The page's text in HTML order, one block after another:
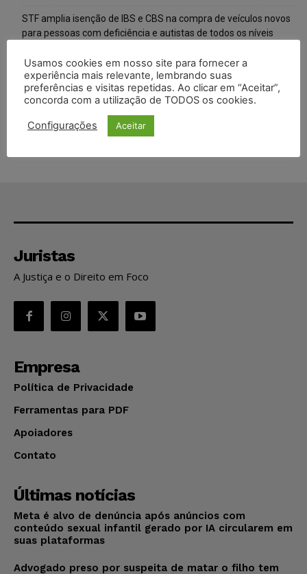
STF amplia isenção de IBS e CBS na compra de veículos novos
para pessoas com deficiência e autistas de todos os níveis
Justiça do Trabalho mantém justa causa de empregado que
vendia canetas emagrecedoras no local de trabalho
Justiça de SP decreta prisão de suspeito investigado na morte
Juristas
A Justiça e o Direito em Foco
Empresa
Política de Privacidade
Ferramentas para PDF
Apoiadores
Contato
Últimas notícias
Meta é alvo de denúncia após anúncios com
conteúdo sexual infantil gerado por IA circularem em
suas plataformas
Advogado preso por suspeita de matar o filho tem
Usamos cookies em nosso site para fornecer a
experiência mais relevante, lembrando suas
preferências e visitas repetidas. Ao clicar em “Aceitar”,
concorda com a utilização de TODOS os cookies.
Configurações Aceitar